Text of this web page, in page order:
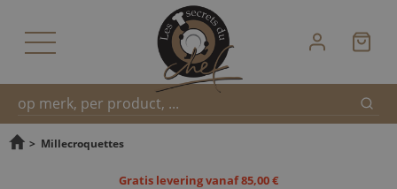
Snel
> Millecroquettes
Gratis levering vanaf 85,00 €